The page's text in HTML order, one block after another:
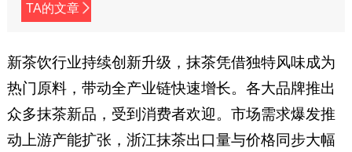
TA的文章
新茶饮行业持续创新升级，抹茶凭借独特风味成为
热门原料，带动全产业链快速增长。各大品牌推出
众多抹茶新品，受到消费者欢迎。市场需求爆发推
动上游产能扩张，浙江抹茶出口量与价格同步大幅